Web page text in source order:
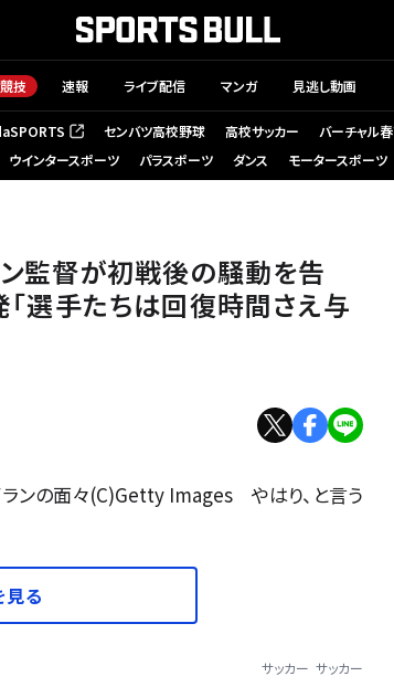
競技 速報 ライブ配信 マンガ 見逃し動画
いタブで開く） センバツ高校野球 高校サッカー バーチャル
ウインタースポーツ パラスポーツ ダンス モータースポーツ
監督が初戦後の騒動を告
選手たちは回復時間さえ与
ンの面々(C)Getty Images やはり、と言う
見る
サッカー サッカー